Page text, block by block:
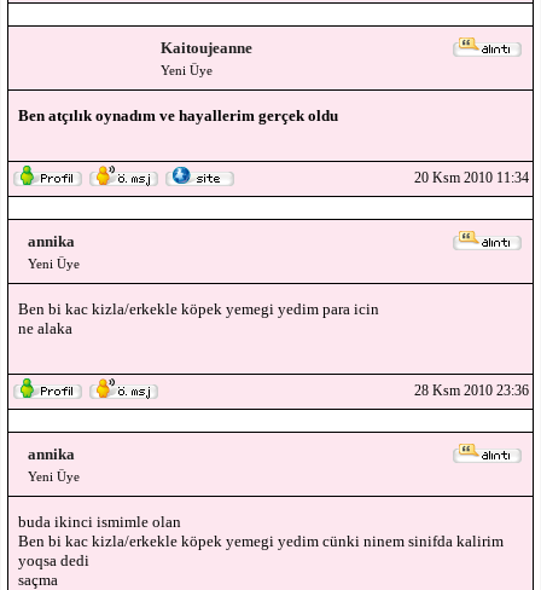
Kaitoujeanne
Yeni Üye
Ben atçılık oynadım ve hayallerim gerçek oldu
20 Ksm 2010 11:34
annika
Yeni Üye
Ben bi kac kizla/erkekle köpek yemegi yedim para icin
ne alaka
28 Ksm 2010 23:36
annika
Yeni Üye
buda ikinci ismimle olan
Ben bi kac kizla/erkekle köpek yemegi yedim cünki ninem sinifda kalirim
yoqsa dedi
saçma